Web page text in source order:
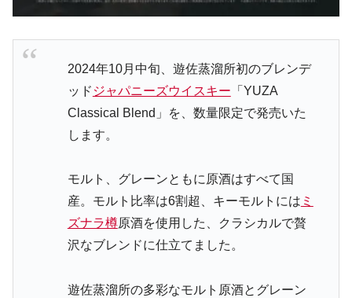
2024年10月中旬、遊佐蒸溜所初のブレンデ
ッド ジャパニーズウイスキー 「YUZA
Classical Blend」を、数量限定で発売いた
します。
モルト、グレーンともに原酒はすべて国
産。モルト比率は6割超、キーモルトには ミ
ズナラ樽原酒を使用した、クラシカルで贅
沢なブレンドに仕立てました。
遊佐蒸溜所の多彩なモルト原酒とグレーン